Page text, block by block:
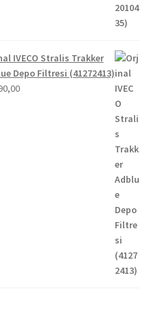
IVECO Stralis Trakker
Depo Filtresi (41272413)